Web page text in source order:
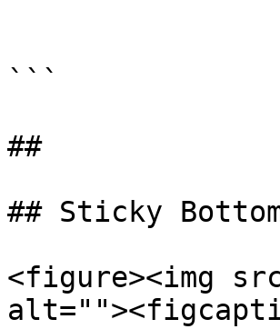
```
##
## Sticky
<figure><img